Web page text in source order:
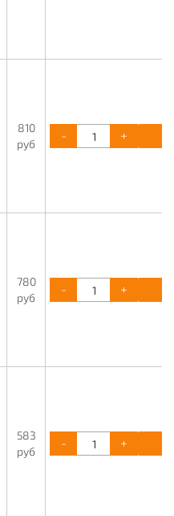
810
руб
- +
780
руб
- +
583
руб
- +